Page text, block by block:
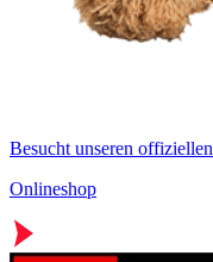
Besucht unseren offiziellen
Onlineshop